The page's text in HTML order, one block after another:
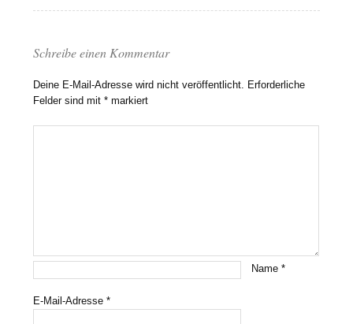
Schreibe einen Kommentar
Deine E-Mail-Adresse wird nicht veröffentlicht. Erforderliche
Felder sind mit* markiert
Name*
E-Mail-Adresse*